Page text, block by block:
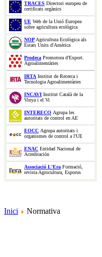
TRACES Directori europeu de
certificats orgànics
UE Web de la Unió Europea
sobre agricultura ecològica
NOPAgricultura Ecològica als
Estats Units d'Amèrica
Prodeca Promotora d'Export.
Agroalimentàries
IRTA Institut de Recerca i
Tecnologia Agroalimentàries
INCAVI Institut Català de la
Vinya i el Vi
INTERECO Agrupa les
autoritats de control en AE
EOCC Agrupa autoritats i
organismes de control a l'UE
ENAC Entidad Nacional de
Acreditación
Associació L'Era Formació,
revista Agrocultura, Esporus
Inici
Normativa